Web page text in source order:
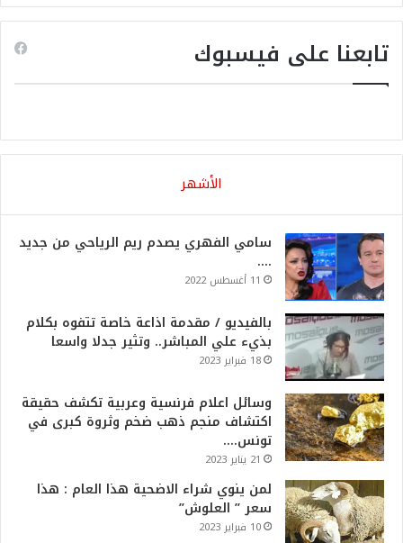
تابعنا على فيسبوك
الأشهر
سامي الفهري يصدم ريم الرياحي من جديد
….
11 أغسطس 2022
بالفيديو / مقدمة اذاعة خاصة تتفوه بكلام
بذيء علي المباشر.. وتثير جدلا واسعا
18 فبراير 2023
وسائل اعلام فرنسية وعربية تكشف حقيقة
اكتشاف منجم ذهب ضخم وثروة كبرى في
تونس….
21 يناير 2023
لمن ينوي شراء الاضحية هذا العام : هذا
سعر ” العلوش”
10 فبراير 2023